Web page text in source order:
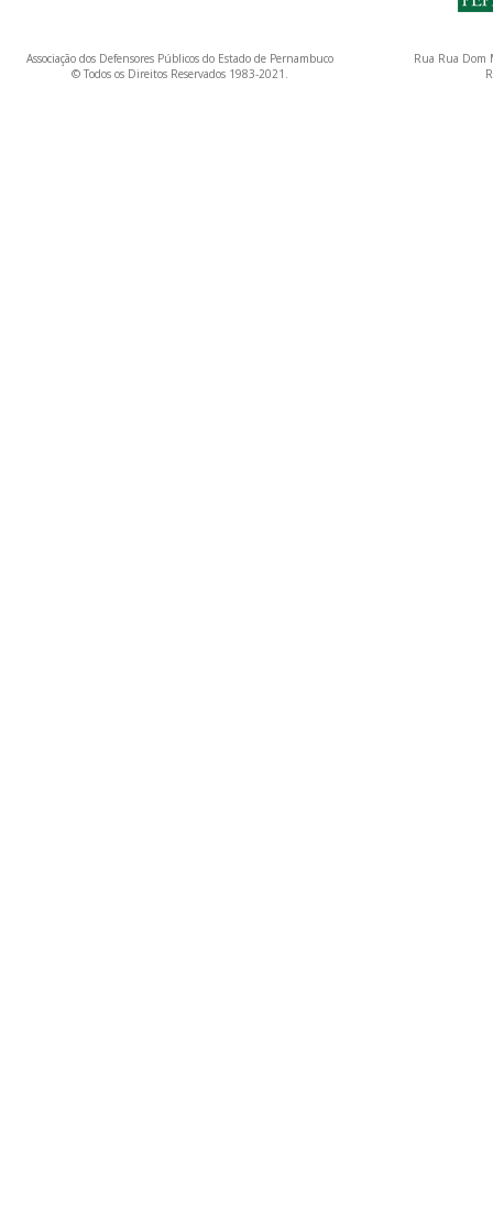
Associação dos Defensores Públicos do Estado de Pernambuco
© Todos os Direitos Reservados 1983-2021.
Rua Rua Dom